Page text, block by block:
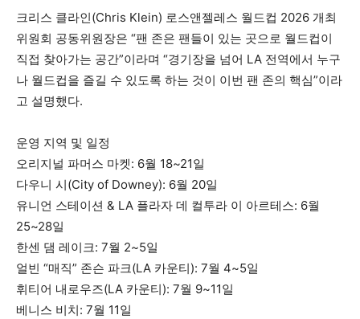
크리스 클라인(Chris Klein) 로스앤젤레스 월드컵 2026 개최
위원회 공동위원장은 “팬 존은 팬들이 있는 곳으로 월드컵이
직접 찾아가는 공간”이라며 “경기장을 넘어 LA 전역에서 누구
나 월드컵을 즐길 수 있도록 하는 것이 이번 팬 존의 핵심”이라
고 설명했다.
운영 지역 및 일정
오리지널 파머스 마켓: 6월 18~21일
다우니 시(City of Downey): 6월 20일
유니언 스테이션 & LA 플라자 데 컬투라 이 아르테스: 6월
25~28일
한센 댐 레이크: 7월 2~5일
얼빈 “매직” 존슨 파크(LA 카운티): 7월 4~5일
휘티어 내로우즈(LA 카운티): 7월 9~11일
베니스 비치: 7월 11일